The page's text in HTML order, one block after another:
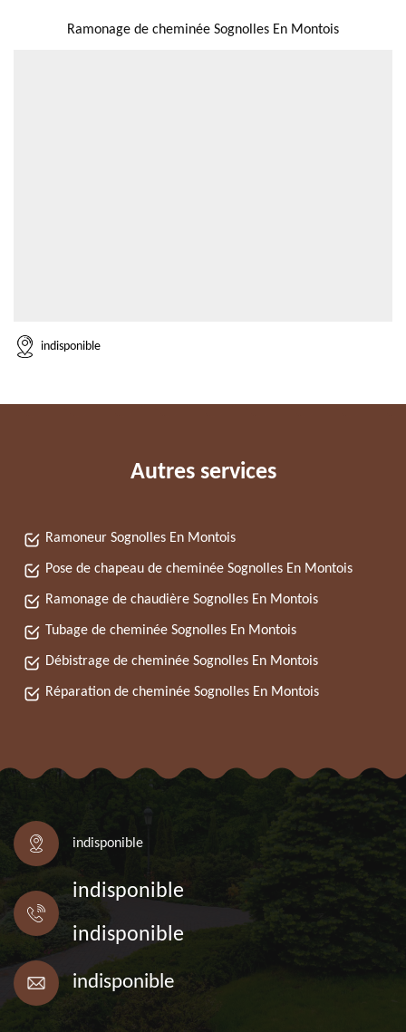
Ramonage de cheminée Sognolles En Montois
indisponible
Autres services
Ramoneur Sognolles En Montois
Pose de chapeau de cheminée Sognolles En Montois
Ramonage de chaudière Sognolles En Montois
Tubage de cheminée Sognolles En Montois
Débistrage de cheminée Sognolles En Montois
Réparation de cheminée Sognolles En Montois
indisponible
indisponible
indisponible
indisponible